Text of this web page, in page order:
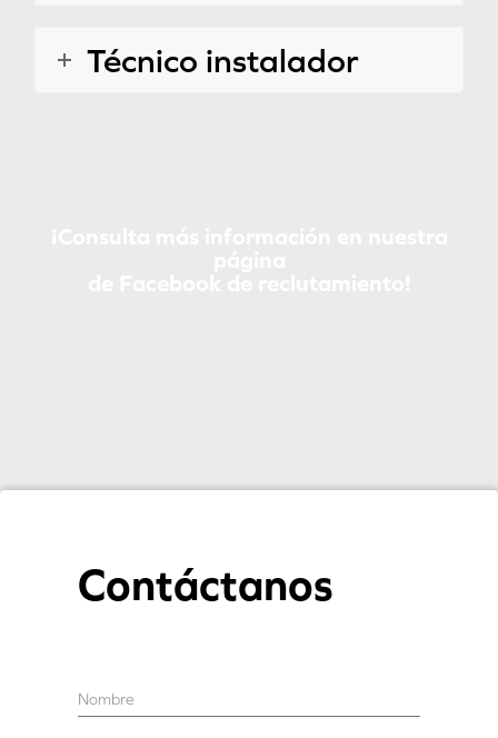
Técnico instalador
Contáctanos